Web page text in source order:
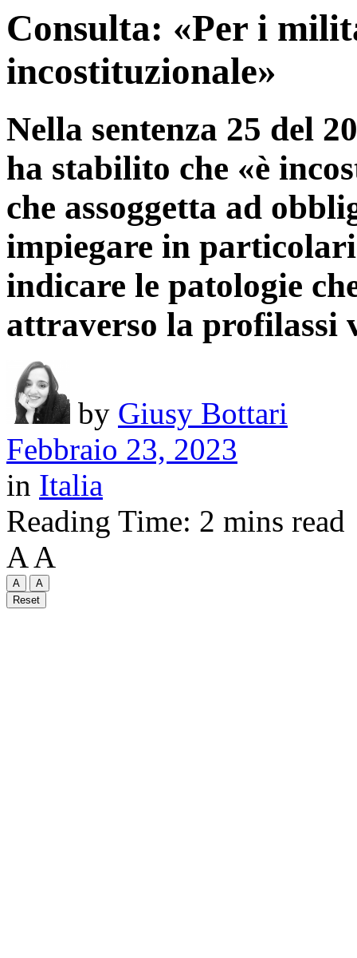
Consulta: «Per i
incostituzionale»
Nella sentenza 25 del
ha stabilito che «è
che assoggetta ad
impiegare in
indicare le patologie
attraverso la profilassi
by Giusy Bottari
Febbraio 23, 2023
in Italia
Reading Time: 2 mins read
A A
A
A
Reset